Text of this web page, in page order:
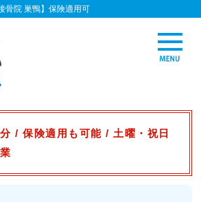
骨院 巣鴨】保険適用可
/ 保険適用も可能 / 土曜・祝日